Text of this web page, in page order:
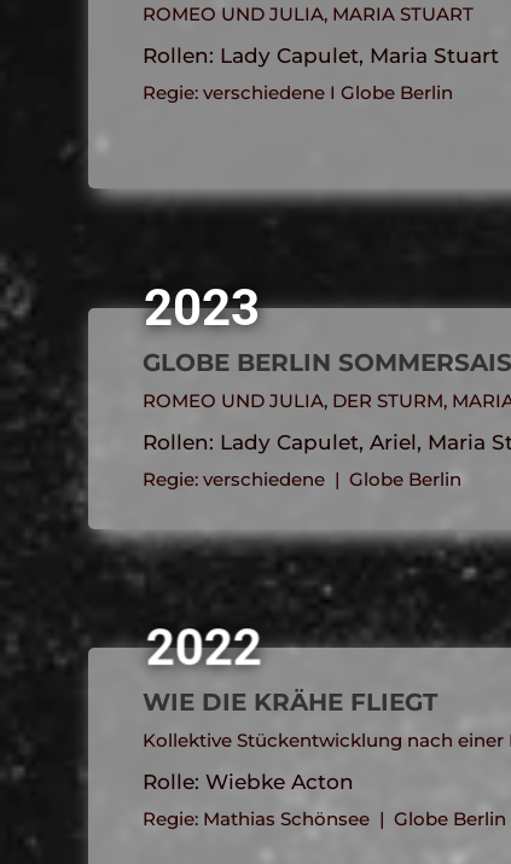
ROMEO UND JULIA, MARIA STUART
Rollen: Lady Capulet, Maria Stuart
Regie: verschiedene I Globe Berlin
2023
GLOBE BERLIN
ROMEO UND JULIA, DER STURM,
Rollen: Lady Capulet, Ariel, Maria
Regie: verschiedene | Globe Berlin
2022
WIE DIE KRÄHE FLIEGT
Kollektive Stückentwicklung nach einer
Rolle: Wiebke Acton
Regie: Mathias Schönsee | Globe Berlin